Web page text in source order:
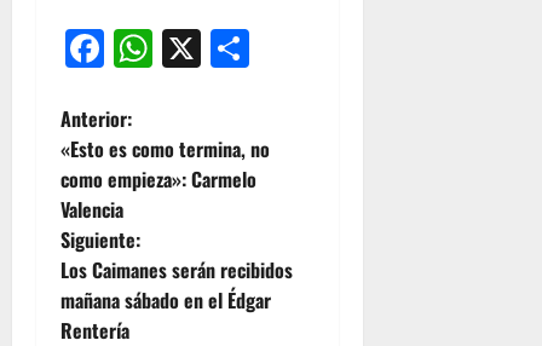
Facebook
WhatsApp
X
Anterior:
«Esto es como termina, no
como empieza»: Carmelo
Valencia
Siguiente:
Los Caimanes serán recibidos
mañana sábado en el Édgar
Rentería